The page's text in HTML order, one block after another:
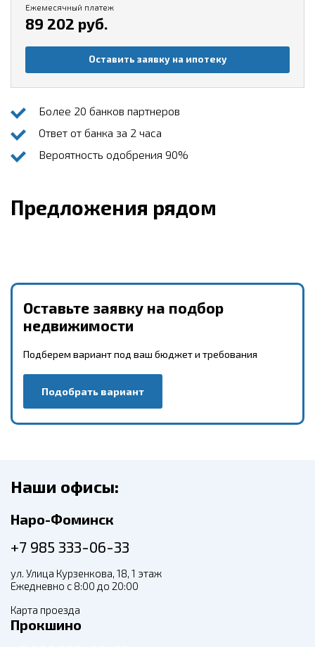
Ежемесячный платеж
89 202 руб.
Оставить заявку на ипотеку
Более 20 банков партнеров
Ответ от банка за 2 часа
Вероятность одобрения 90%
Предложения рядом
Оставьте заявку на подбор
недвижимости
Подберем вариант под ваш бюджет и требования
Подобрать вариант
Наши офисы:
Наро-Фоминск
+7 985 333-06-33
ул. Улица Курзенкова, 18, 1 этаж
Ежедневно с 8:00 до 20:00
Карта проезда
Прокшино